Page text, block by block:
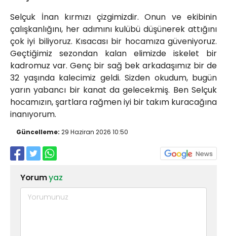
Selçuk İnan kırmızı çizgimizdir. Onun ve ekibinin
çalışkanlığını, her adımını kulübü düşünerek attığını
çok iyi biliyoruz. Kısacası bir hocamıza güveniyoruz.
Geçtiğimiz sezondan kalan elimizde iskelet bir
kadromuz var. Genç bir sağ bek arkadaşımız bir de
32 yaşında kalecimiz geldi. Sizden okudum, bugün
yarın yabancı bir kanat da gelecekmiş. Ben Selçuk
hocamızın, şartlara rağmen iyi bir takım kuracağına
inanıyorum.
Güncelleme: 29 Haziran 2026 10:50
Yorumyaz